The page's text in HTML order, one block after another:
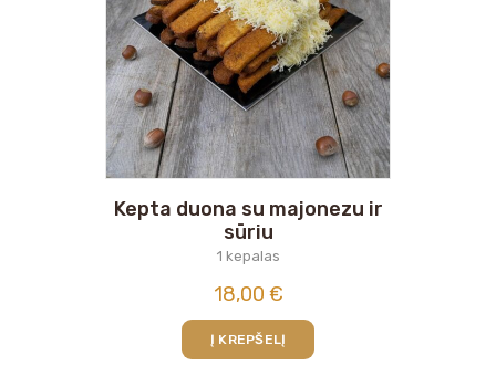
Kepta duona su majonezu ir
sūriu
1 kepalas
18,00 €
Į KREPŠELĮ